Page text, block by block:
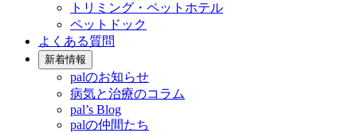
トリミング・ペットホテル
ペットドック
よくある質問
新着情報
palのお知らせ
病気と治療のコラム
pal’s Blog
palの仲間たち